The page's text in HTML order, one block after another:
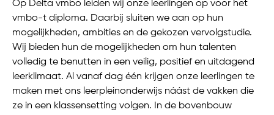
Op Delta vmbo leiden wij onze leerlingen op voor het
vmbo-t diploma. Daarbij sluiten we aan op hun
mogelijkheden, ambities en de gekozen vervolgstudie.
Wij bieden hun de mogelijkheden om hun talenten
volledig te benutten in een veilig, positief en uitdagend
leerklimaat. Al vanaf dag één krijgen onze leerlingen te
maken met ons leerpleinonderwijs náást de vakken die
ze in een klassensetting volgen. In de bovenbouw